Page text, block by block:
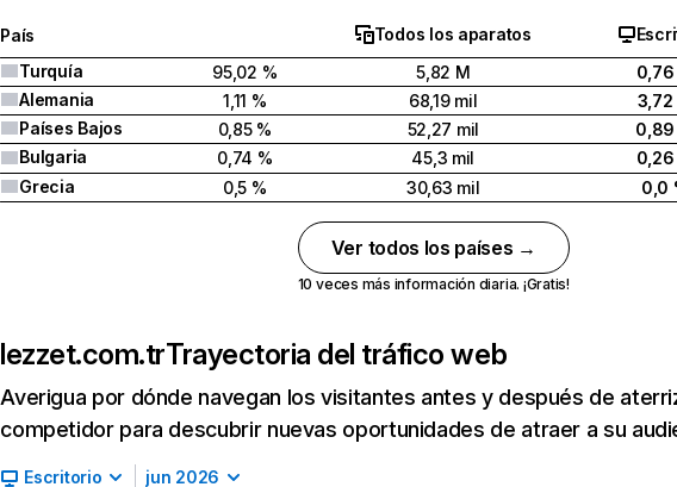
País Todos los aparatos
Turquía
95,02 % 5,82 M
0,76
Alemania
1,11 % 68,19 mil
3,72
Países Bajos
0,85 % 52,27 mil
0,89
Bulgaria
0,74 % 45,3 mil
0,26
Grecia
0,5 % 30,63 mil 0,0
Ver todos los países →
10 veces más información diaria. ¡Gratis!
lezzet.com.trTrayectoria del tráfico web
Averigua por dónde navegan los visitantes antes y después de
competidor para descubrir nuevas oportunidades de atraer a su
Escritorio jun 2026